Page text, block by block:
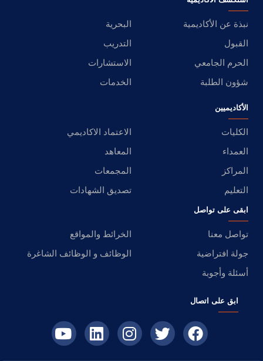
نبذة عن الأكاديمية
البحرية
القبول
التدريب
الحرم الجامعي
الاستشارات
شؤون الطلبة
الخدمات
الأكاديميين
الكليات
الاعتماد الاكاديمي
العمداء
المعاهد
المراكز
المجمعات
التعليم
تصديق الشهادات
ابقى على تواصل
تواصل معنا
الخرائط والمواقع
جولة افتراضية
الوظائف و الوظائف الشاغرة
أسئلة وأجوبة
ابق على اتصال